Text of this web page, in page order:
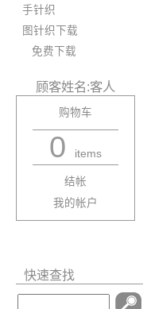
手针织
图针织下载
免费下载
顾客姓名:客人
购物车
0 items
结帐
我的帐户
快速查找